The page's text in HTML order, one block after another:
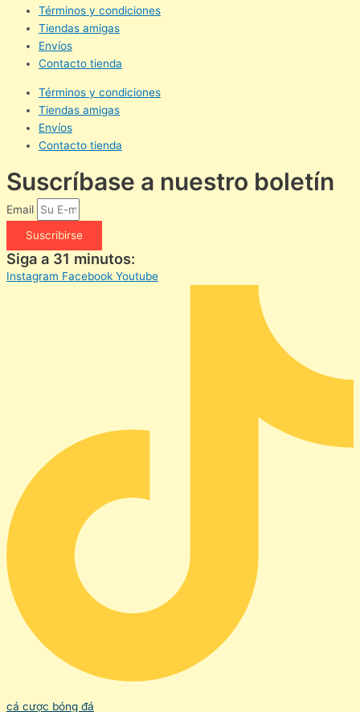
Términos y condiciones
Tiendas amigas
Envíos
Contacto tienda
Términos y condiciones
Tiendas amigas
Envíos
Contacto tienda
Suscríbase a nuestro boletín
Email
Suscribirse
Siga a 31 minutos:
Instagram Facebook Youtube
cá cược bóng đá